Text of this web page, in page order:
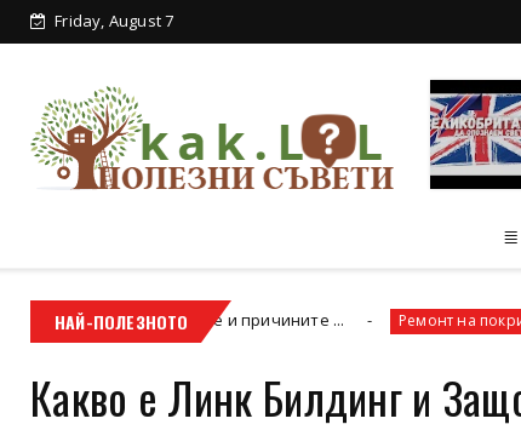
Friday, August 7
≣
НАЙ-ПОЛЕЗНОТО
научете и причините ... Ремонт на покриви
Какво е Линк Билдинг и